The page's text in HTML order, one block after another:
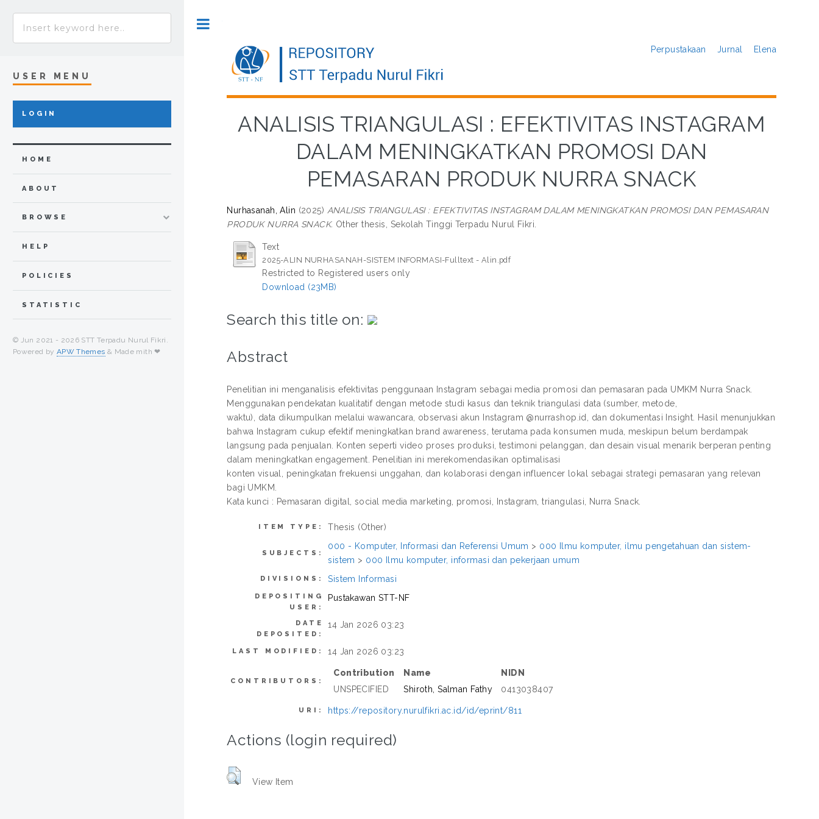
Perpustakaan Jurnal Elena
ANALISIS TRIANGULASI : EFEKTIVITAS INSTAGRAM
DALAM MENINGKATKAN PROMOSI DAN
PEMASARAN PRODUK NURRA SNACK
Nurhasanah, Alin (2025) ANALISIS TRIANGULASI : EFEKTIVITAS INSTAGRAM DALAM MENINGKATKAN PROMOSI DAN PEMASARAN
PRODUK NURRA SNACK. Other thesis, Sekolah Tinggi Terpadu Nurul Fikri.
Text
2025-ALIN NURHASANAH-SISTEM INFORMASI-Fulltext - Alin.pdf
Restricted to Registered users only
Download (23MB)
Search this title on:
Abstract
Penelitian ini menganalisis efektivitas penggunaan Instagram sebagai media promosi dan pemasaran pada UMKM Nurra Snack.
Menggunakan pendekatan kualitatif dengan metode studi kasus dan teknik triangulasi data (sumber, metode,
waktu), data dikumpulkan melalui wawancara, observasi akun Instagram @nurrashop.id, dan dokumentasi Insight. Hasil menunjukkan
bahwa Instagram cukup efektif meningkatkan brand awareness, terutama pada konsumen muda, meskipun belum berdampak
langsung pada penjualan. Konten seperti video proses produksi, testimoni pelanggan, dan desain visual menarik berperan penting
dalam meningkatkan engagement. Penelitian ini merekomendasikan optimalisasi
konten visual, peningkatan frekuensi unggahan, dan kolaborasi dengan influencer lokal sebagai strategi pemasaran yang relevan
bagi UMKM.
Kata kunci : Pemasaran digital, social media marketing, promosi, Instagram, triangulasi, Nurra Snack.
ITEM TYPE: Thesis (Other)
SUBJECTS:
000 - Komputer, Informasi dan Referensi Umum > 000 Ilmu komputer, ilmu pengetahuan dan sistem-
sistem > 000 Ilmu komputer, informasi dan pekerjaan umum
DIVISIONS: Sistem Informasi
DEPOSITING
USER:
Pustakawan STT-NF
DATE
DEPOSITED:
14 Jan 2026 03:23
LAST MODIFIED: 14 Jan 2026 03:23
CONTRIBUTORS:
Contribution Name
NIDN
UNSPECIFIED
Shiroth, Salman Fathy 0413038407
URI: https://repository.nurulfikri.ac.id/id/eprint/811
Actions (login required)
View Item
USER MENU
LOGIN
HOME
ABOUT
BROWSE
HELP
POLICIES
STATISTIC
© Jun 2021 - 2026 STT Terpadu Nurul Fikri.
Powered by APW Themes & Made mith ❤